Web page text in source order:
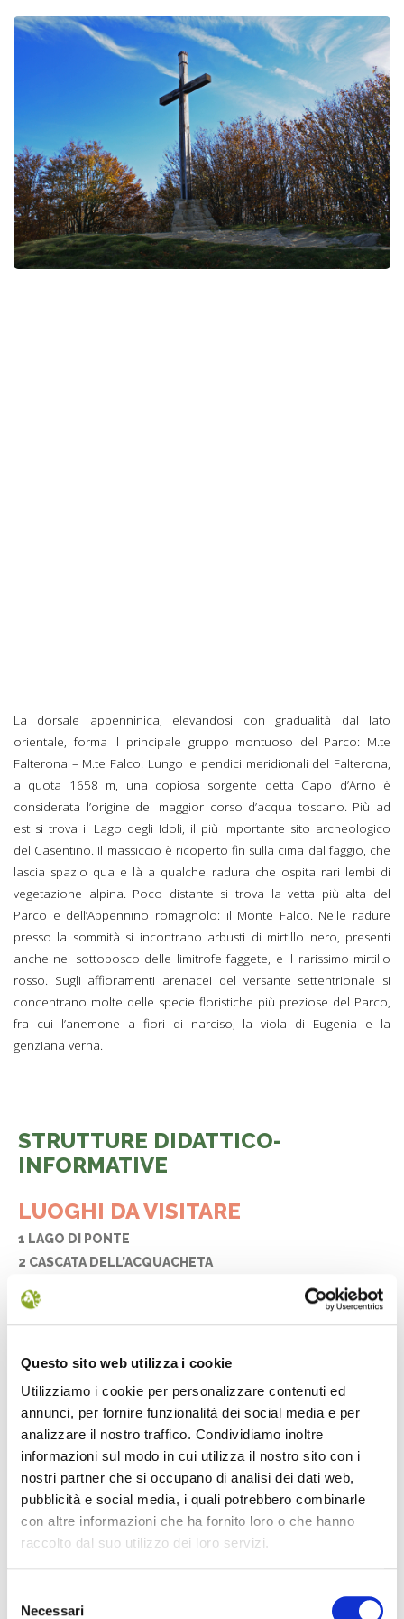
Questo sito web utilizza i cookie
Utilizziamo i cookie per personalizzare contenuti ed
annunci, per fornire funzionalità dei social media e per
analizzare il nostro traffico. Condividiamo inoltre
informazioni sul modo in cui utilizza il nostro sito con i
nostri partner che si occupano di analisi dei dati web,
pubblicità e social media, i quali potrebbero combinarle
con altre informazioni che ha fornito loro o che hanno
raccolto dal suo utilizzo dei loro servizi.
delNecessari
La dorsale appenninica, elevandosi con gradualità dal lato
orientale, forma il principale gruppo montuoso del Parco: M.te
Falterona – M.te Falco. Lungo le pendici meridionali del Falterona,
a quota 1658 m, una copiosa sorgente detta Capo d’Arno è
considerata l’origine del maggior corso d’acqua toscano. Più ad
est si trova il Lago degli Idoli, il più importante sito archeologico
del Casentino. Il massiccio è ricoperto fin sulla cima dal faggio, che
lascia spazio qua e là a qualche radura che ospita rari lembi di
vegetazione alpina. Poco distante si trova la vetta più alta del
Parco e dell’Appennino romagnolo: il Monte Falco. Nelle radure
presso la sommità si incontrano arbusti di mirtillo nero, presenti
anche nel sottobosco delle limitrofe faggete, e il rarissimo mirtillo
rosso. Sugli affioramenti arenacei del versante settentrionale si
concentrano molte delle specie floristiche più preziose del Parco,
fra cui l’anemone a fiori di narciso, la viola di Eugenia e la
genziana verna.
STRUTTURE DIDATTICO-
INFORMATIVE
LUOGHI DA VISITARE
1 LAGO DI PONTE
2 CASCATA DELL’ACQUACHETA
3 ABBAZIA DI SAN BENEDETTO IN ALPE
4 FIUMICELLO E I MULINI
6 RIDRACOLI, LA DIGA E IL LAGO
7 CAMPIGNA
8 LE CIME DEL PARCO
9 LAGO DEGLI IDOLI
10 CASANOVA DELL’ALPE
11 POGGIO SCALI
12 PIETRAPAZZA
13 LA LAMA
14 MONTE PENNA